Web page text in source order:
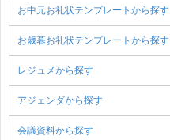
お中元お礼状テンプレートから探す
お歳暮お礼状テンプレートから探す
レジュメから探す
アジェンダから探す
会議資料から探す